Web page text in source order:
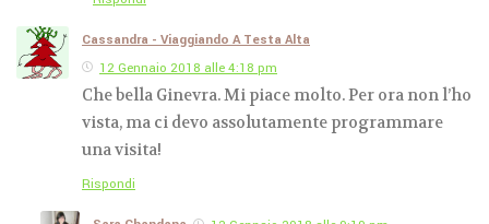
Cassandra - Viaggiando A Testa Alta
12 Gennaio 2018 alle 4:18 pm
Che bella Ginevra. Mi piace molto. Per ora non l’ho
vista, ma ci devo assolutamente programmare
una visita!
Rispondi